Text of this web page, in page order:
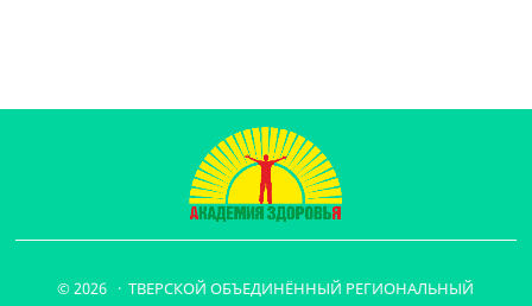
© 2026 · ТВЕРСКОЙ ОБЪЕДИНЁННЫЙ РЕГИОНАЛЬНЫЙ